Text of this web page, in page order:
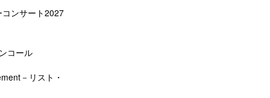
ンサート2027
コール
－リスト・